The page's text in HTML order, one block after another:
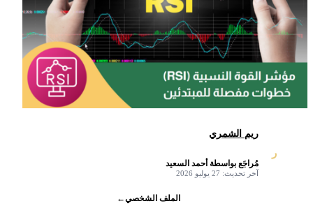
ر
ريم الشمري
مُراجَع بواسطة أحمد السعيد
آخر تحديث: 27 يوليو 2026
الملف الشخصي←